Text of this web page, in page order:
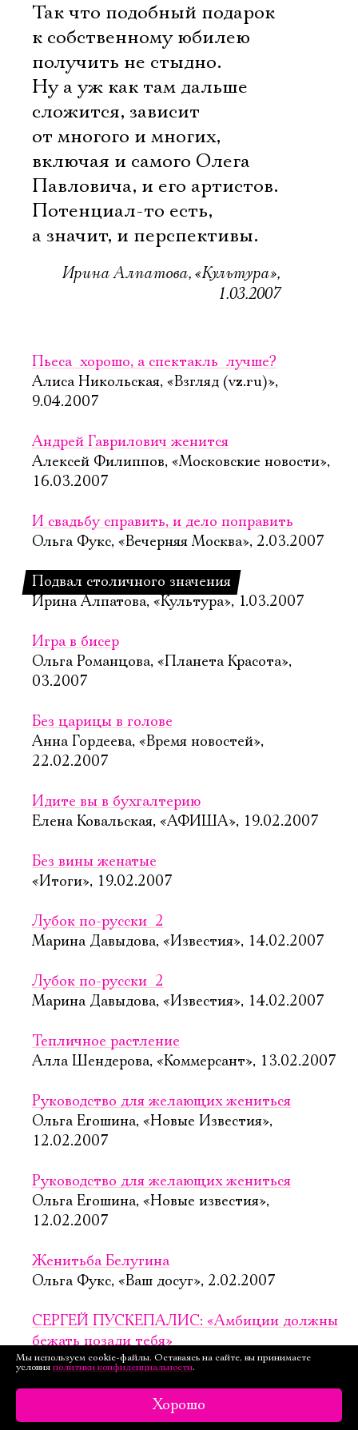
Так что подобный подарок
к собственному юбилею
получить не стыдно.
Ну а уж как там дальше
сложится, зависит
от многого и многих,
включая и самого Олега
Павловича, и его артистов.
Потенциал-то есть,
а значит, и перспективы.
Ирина Алпатова, «Культура»,
1.03.2007
Пьеса  хорошо, а спектакль  лучше?
Алиса Никольская, «Взгляд (vz.ru)»,
9.04.2007
Андрей Гаврилович женится
Алексей Филиппов, «Московские новости»,
16.03.2007
И свадьбу справить, и дело поправить
Ольга Фукс, «Вечерняя Москва», 2.03.2007
Подвал столичного значения
Ирина Алпатова, «Культура», 1.03.2007
Игра в бисер
Ольга Романцова, «Планета Красота»,
03.2007
Без царицы в голове
Анна Гордеева, «Время новостей»,
22.02.2007
Идите вы в бухгалтерию
Елена Ковальская, «АФИША», 19.02.2007
Без вины женатые
«Итоги», 19.02.2007
Лубок по-русски  2
Марина Давыдова, «Известия», 14.02.2007
Лубок по-русски  2
Марина Давыдова, «Известия», 14.02.2007
Тепличное растление
Алла Шендерова, «Коммерсант», 13.02.2007
Руководство для желающих жениться
Ольга Егошина, «Новые Известия»,
12.02.2007
Руководство для желающих жениться
Ольга Егошина, «Новые известия»,
12.02.2007
Женитьба Белугина
Ольга Фукс, «Ваш досуг», 2.02.2007
СЕРГЕЙ ПУСКЕПАЛИС: «Амбиции должны
бежать позади тебя»
Ирина Алпатова, «Культура», 1.02.2007
Женитьба Белугина
Елена Ковальская, «Афиша», 23.01.2007
Мы используем cookie-файлы. Оставаясь на сайте, вы принимаете
условия политики конфиденциальности.
Хорошо